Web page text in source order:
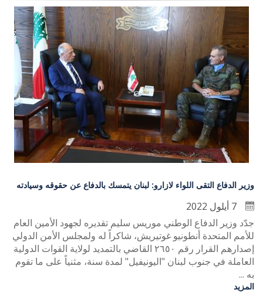
وزير الدفاع التقى اللواء لازارو: لبنان يتمسك بالدفاع عن حقوقه وسيادته
جدّد وزير الدفاع الوطني موريس سليم تقديره لجهود الأمين العام
للأمم المتحدة أنطونيو غوتيريش، شاكراً له ولمجلس الأمن الدولي
إصدارهم القرار رقم ٢٦٥٠ القاضي بالتمديد لولاية القوات الدولية
العاملة في جنوب لبنان "اليونيفيل" لمدة سنة، مثنياً على ما تقوم
به ...
المزيد